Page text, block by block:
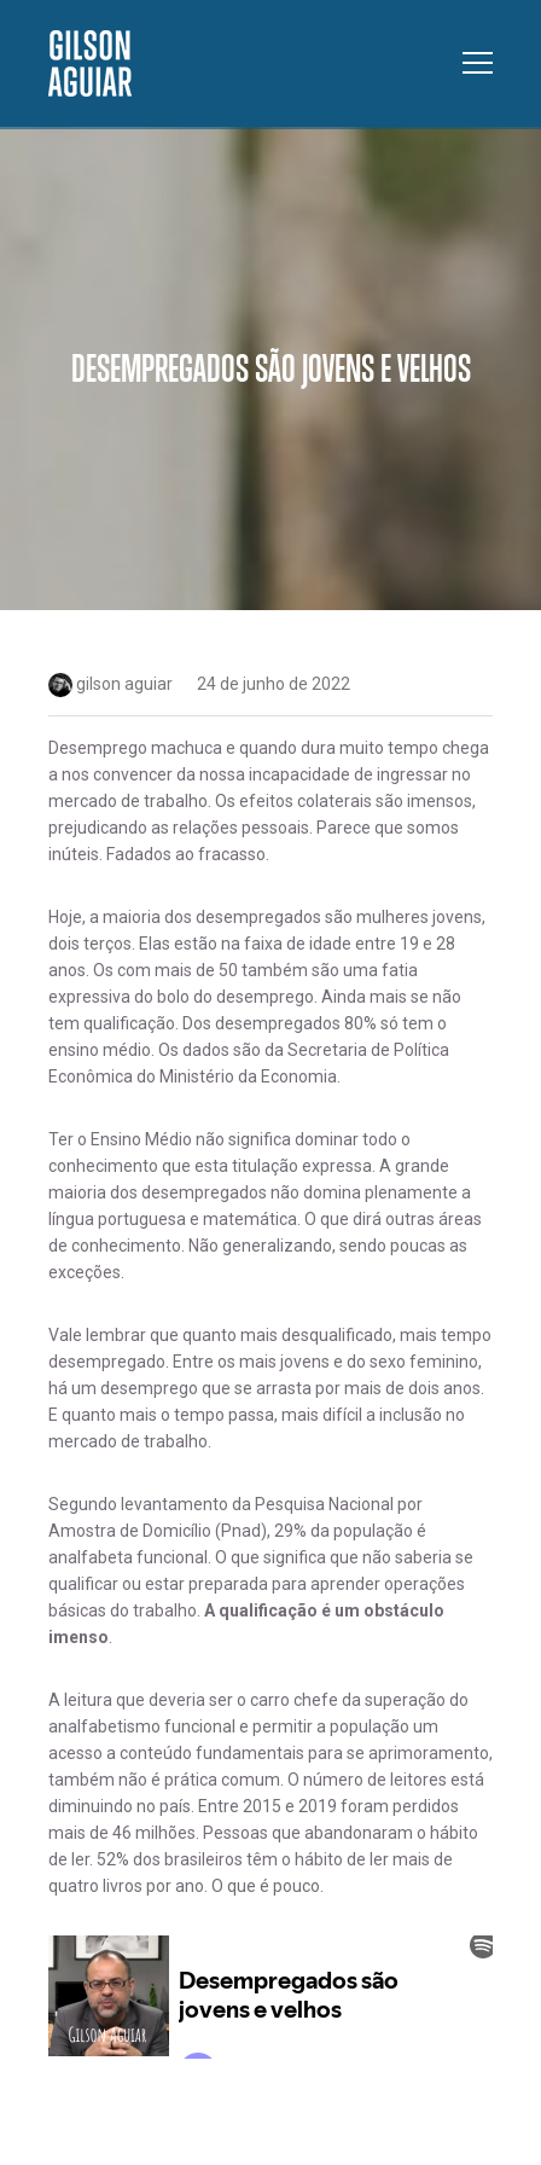
DESEMPREGADOS SÃO JOVENS E VELHOS
gilson aguiar 24 de junho de 2022
Desemprego machuca e quando dura muito tempo chega
a nos convencer da nossa incapacidade de ingressar no
mercado de trabalho. Os efeitos colaterais são imensos,
prejudicando as relações pessoais. Parece que somos
inúteis. Fadados ao fracasso.
Hoje, a maioria dos desempregados são mulheres jovens,
dois terços. Elas estão na faixa de idade entre 19 e 28
anos. Os com mais de 50 também são uma fatia
expressiva do bolo do desemprego. Ainda mais se não
tem qualificação. Dos desempregados 80% só tem o
ensino médio. Os dados são da Secretaria de Política
Econômica do Ministério da Economia.
Ter o Ensino Médio não significa dominar todo o
conhecimento que esta titulação expressa. A grande
maioria dos desempregados não domina plenamente a
língua portuguesa e matemática. O que dirá outras áreas
de conhecimento. Não generalizando, sendo poucas as
exceções.
Vale lembrar que quanto mais desqualificado, mais tempo
desempregado. Entre os mais jovens e do sexo feminino,
há um desemprego que se arrasta por mais de dois anos.
E quanto mais o tempo passa, mais difícil a inclusão no
mercado de trabalho.
Segundo levantamento da Pesquisa Nacional por
Amostra de Domicílio (Pnad), 29% da população é
analfabeta funcional. O que significa que não saberia se
qualificar ou estar preparada para aprender operações
básicas do trabalho. A qualificação é um obstáculo
imenso.
A leitura que deveria ser o carro chefe da superação do
analfabetismo funcional e permitir a população um
acesso a conteúdo fundamentais para se aprimoramento,
também não é prática comum. O número de leitores está
diminuindo no país. Entre 2015 e 2019 foram perdidos
mais de 46 milhões. Pessoas que abandonaram o hábito
de ler. 52% dos brasileiros têm o hábito de ler mais de
quatro livros por ano. O que é pouco.